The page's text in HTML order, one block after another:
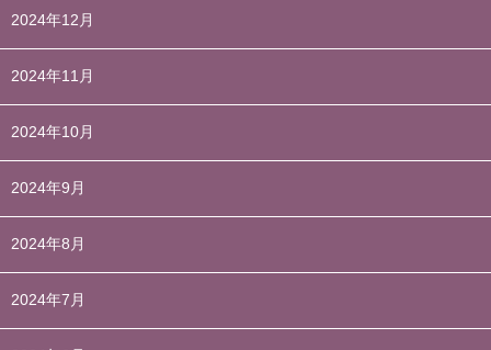
2024年12月
2024年11月
2024年10月
2024年9月
2024年8月
2024年7月